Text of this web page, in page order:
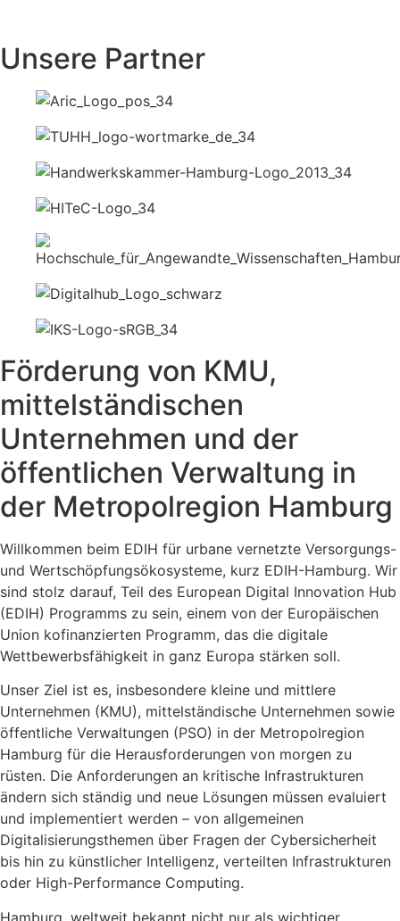
Unsere Partner
Förderung von KMU,
mittelständischen
Unternehmen und der
öffentlichen Verwaltung in
der Metropolregion Hamburg
Willkommen beim EDIH für urbane vernetzte Versorgungs-
und Wertschöpfungsökosysteme, kurz EDIH-Hamburg. Wir
sind stolz darauf, Teil des European Digital Innovation Hub
(EDIH) Programms zu sein, einem von der Europäischen
Union kofinanzierten Programm, das die digitale
Wettbewerbsfähigkeit in ganz Europa stärken soll.
Unser Ziel ist es, insbesondere kleine und mittlere
Unternehmen (KMU), mittelständische Unternehmen sowie
öffentliche Verwaltungen (PSO) in der Metropolregion
Hamburg für die Herausforderungen von morgen zu
rüsten. Die Anforderungen an kritische Infrastrukturen
ändern sich ständig und neue Lösungen müssen evaluiert
und implementiert werden – von allgemeinen
Digitalisierungsthemen über Fragen der Cybersicherheit
bis hin zu künstlicher Intelligenz, verteilten Infrastrukturen
oder High-Performance Computing.
Hamburg, weltweit bekannt nicht nur als wichtiger